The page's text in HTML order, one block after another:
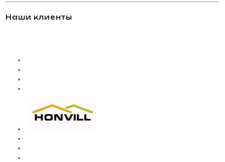
Наши клиенты